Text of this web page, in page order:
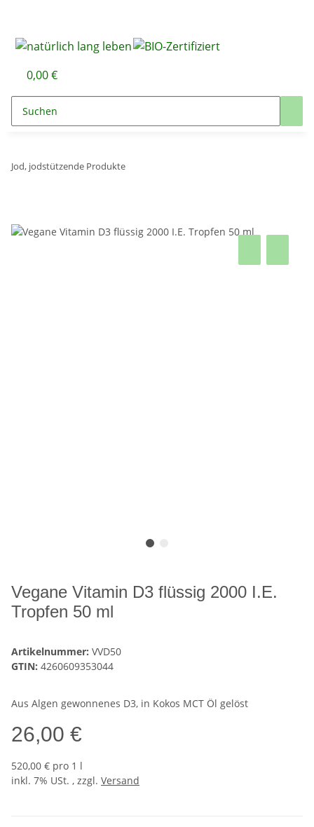
0,00 €
Jod, jodstützende Produkte
Vegane Vitamin D3 flüssig 2000 I.E.
Tropfen 50 ml
Artikelnummer: VVD50
GTIN: 4260609353044
Aus Algen gewonnenes D3, in Kokos MCT Öl gelöst
26,00 €
520,00 € pro 1 l
inkl. 7% USt. , zzgl. Versand